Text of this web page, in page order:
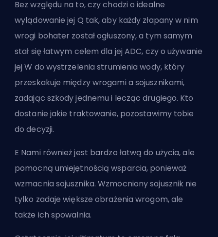
Bez względu na to, czy chodzi o idealne
wylądowanie jej Q tak, aby każdy złapany w nim
wrogi bohater został ogłuszony, a tym samym
stał się łatwym celem dla jejADC, czy o używanie
jej W do wystrzelenia strumienia wody, który
przeskakuje między wrogami a sojusznikami,
zadając szkody jednemu i lecząc drugiego. Kto
dostanie jakie traktowanie, pozostawimy tobie
do decyzji.
E Nami również jest bardzo łatwą do użycia, ale
pomocną umiejętnością wsparcia, ponieważ
wzmacnia sojusznika. Wzmocniony sojusznik nie
tylko zadaje większe obrażenia wrogom, ale
także ich spowalnia.